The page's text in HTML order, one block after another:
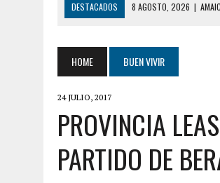
DESTACADOS 8 AGOSTO, 2026 |
8 AGOSTO, 2026 | MILEI PIERDE CON
8 AGOSTO, 2026
DESPUÉS PARA PERGAMINO
HOME BUEN VIVIR
24 JULIO, 2017
PROVINCIA
PARTIDO DE